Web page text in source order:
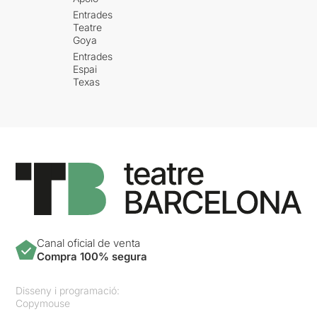
Entrades
Teatre
Goya
Entrades
Espai
Texas
Canal oficial de venta
Compra 100% segura
Disseny i programació:
Copymouse